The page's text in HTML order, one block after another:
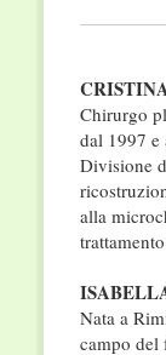
Chirurgo
dal 1997 e
Divisione
alla
Nata a
campo del